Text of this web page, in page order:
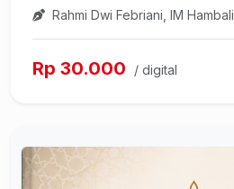
Rahmi Dwi Febriani, IM Hambali
Rp 30.000 / digital